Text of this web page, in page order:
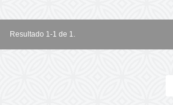
Resultado 1-1 de 1.